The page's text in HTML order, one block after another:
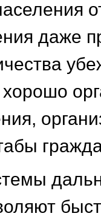
даже
хорошо